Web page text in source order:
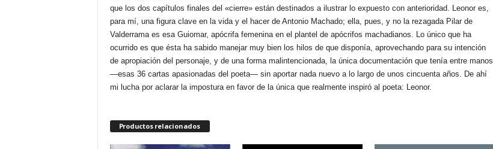
que los dos capítulos finales del «cierre» están destinados a ilustrar lo expuesto con anterioridad. Leonor es,
para mí, una figura clave en la vida y el hacer de Antonio Machado; ella, pues, y no la rezagada Pilar de
Valderrama es esa Guiomar, apócrifa femenina en el plantel de apócrifos machadianos. Lo único que ha
ocurrido es que ésta ha sabido manejar muy bien los hilos de que disponía, aprovechando para su intención
de apropiación del personaje, y de una forma malintencionada, la única documentación que tenía entre manos
—esas 36 cartas apasionadas del poeta— sin aportar nada nuevo a lo largo de unos cincuenta años. De ahí
mi lucha por aclarar la impostura en favor de la única que realmente inspiró al poeta: Leonor.
Productos relacionados